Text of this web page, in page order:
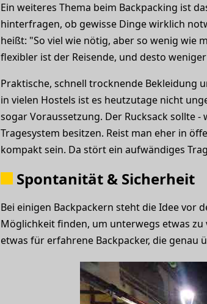
Ein weiteres Thema beim Backpacking ist
hinterfragen, ob gewisse Dinge wirklich
heißt: "So viel wie nötig, aber so wenig wie
flexibler ist der Reisende, und desto
Praktische, schnell trocknende Bekleidung
in vielen Hostels ist es heutzutage nicht
sogar Voraussetzung. Der Rucksack sollte
Tragesystem besitzen. Reist man eher in
kompakt sein. Da stört ein aufwändiges
Spontanität & Sicherheit
Bei einigen Backpackern steht die Idee vor
Möglichkeit finden, um unterwegs etwas
etwas für erfahrene Backpacker, die genau